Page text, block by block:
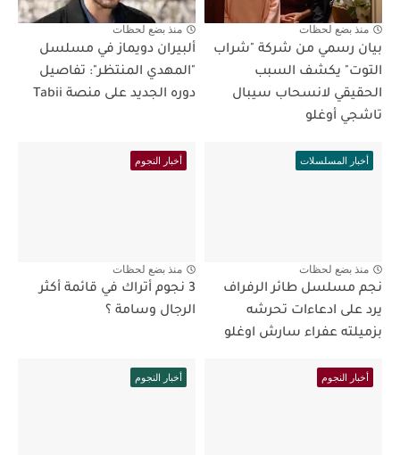
منذ بضع لحظات
بيان رسمي من شركة "شراب
التوت" يكشف السبب
الحقيقي لانسحاب سيبال
تاشجي أوغلو
منذ بضع لحظات
ألبيران دويماز في مسلسل
"المهدي المنتظر": تفاصيل
دوره الجديد على منصة Tabii
أخبار المسلسلات
منذ بضع لحظات
نجم مسلسل طائر الرفراف
يرد على ادعاءات تحرشه
بزميلته عفراء سارش اوغلو
أخبار النجوم
منذ بضع لحظات
3 نجوم أتراك في قائمة أكثر
الرجال وسامة ؟
أخبار النجوم أخبار النجوم